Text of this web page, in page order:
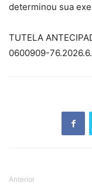
determinou sua
TUTELA
0600909-
Anterior